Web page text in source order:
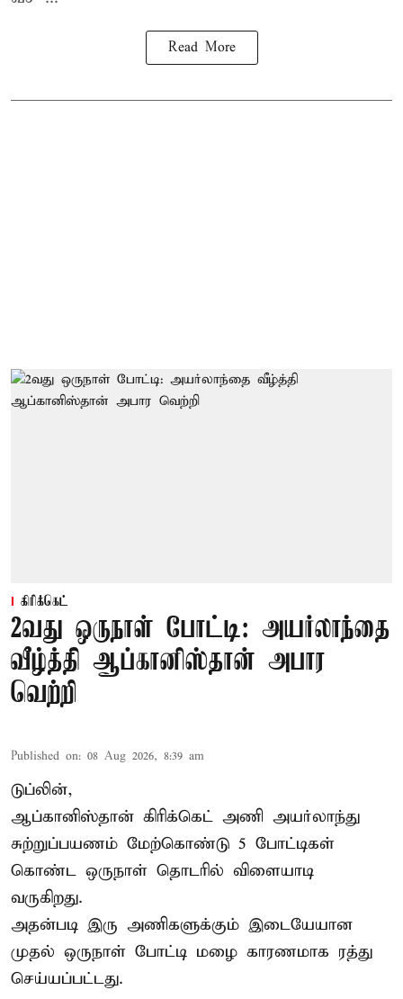
Read More
கிரிக்கெட்
2வது ஒருநாள் போட்டி: அயர்லாந்தை
வீழ்த்தி ஆப்கானிஸ்தான் அபார
வெற்றி
Published on: 08 Aug 2026, 8:39 am
டுப்லின்,
ஆப்கானிஸ்தான் கிரிக்கெட் அணி அயர்லாந்து
சுற்றுப்பயணம் மேற்கொண்டு 5 போட்டிகள்
கொண்ட ஒருநாள் தொடரில் விளையாடி
வருகிறது.
அதன்படி இரு அணிகளுக்கும் இடையேயான
முதல் ஒருநாள் போட்டி மழை காரணமாக ரத்து
செய்யப்பட்டது.